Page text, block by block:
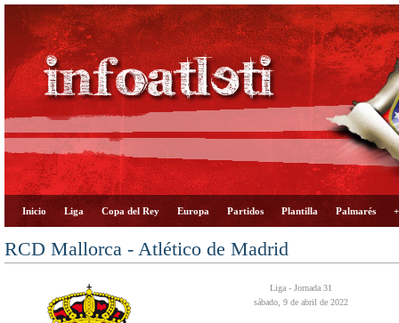
Inicio Liga Copa del Rey Europa Partidos Plantilla Palmarés
RCD Mallorca - Atlético de Madrid
Liga - Jornada 31
sábado, 9 de abril de 2022